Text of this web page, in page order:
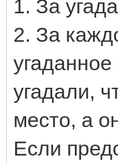
1. За
2. За
угадали,
место, а
Если